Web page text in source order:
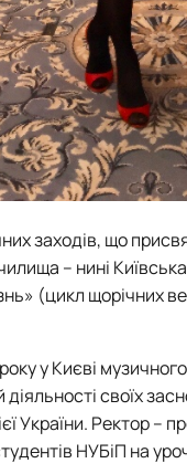
заходів, що
– нині
(цикл щорічних
року у Києві
своїх
України. Ректор –
НУБіП на